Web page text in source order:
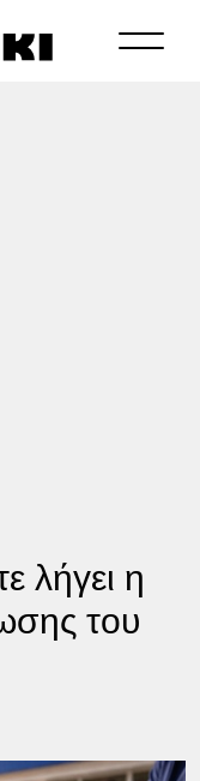
λήγει η
του